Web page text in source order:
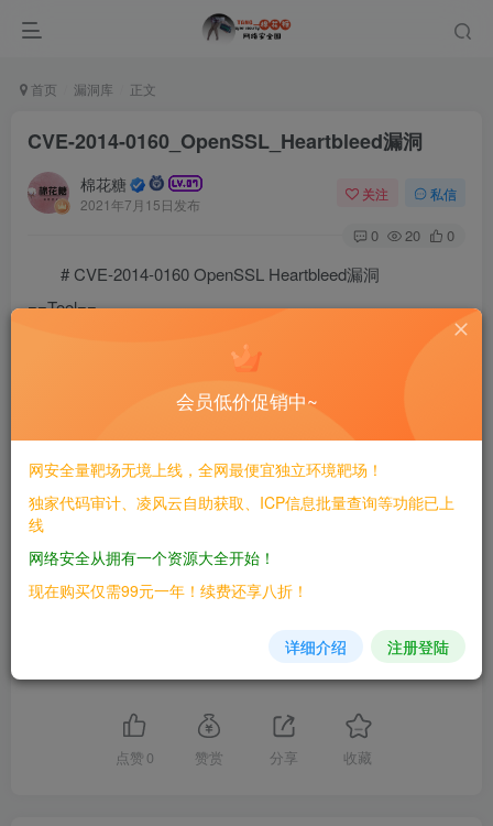
首页 漏洞库 正文
CVE-2014-0160_OpenSSL_Heartbleed漏洞
棉花糖
2021年7月15日发布
关注 私信
0 20 0
# CVE-2014-0160 OpenSSL Heartbleed漏洞
==Tool==
https://github.com/drwetter/testssl.sh
© 版权声明
文章版权归作者所有，未经允许请勿转载。
漏洞库
点赞 0 赞赏 分享 收藏
会员低价促销中~
网安全量靶场无境上线，全网最便宜独立环境靶场！
独家代码审计、凌风云自助获取、ICP信息批量查询等功能已上
线
网络安全从拥有一个资源大全开始！
现在购买仅需99元一年！续费还享八折！
详细介绍 注册登陆